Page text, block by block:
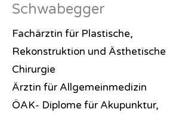
Schwabegger
Fachärztin für Plastische,
Rekonstruktion und Ästhetische
Chirurgie
Ärztin für Allgemeinmedizin
ÖAK- Diplome für Akupunktur,